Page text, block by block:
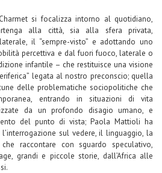
si focalizza intorno al quotidiano,
alla città, sia alla sfera privata,
il “sempre-visto” e adottando uno
percettiva e dal fuori fuoco, laterale o
infantile – che restituisce una visione
legata al nostro preconscio; quella
delle problematiche sociopolitiche che
entrando in situazioni di vita
da un profondo disagio umano, e
del punto di vista; Paola Mattioli ha
sul vedere, il linguaggio, la
raccontare con sguardo speculativo,
grandi e piccole storie, dall’Africa alle